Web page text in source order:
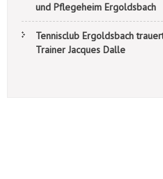
und Pflegeheim Ergoldsbach
Tennisclub Ergoldsbach
Trainer Jacques Dalle